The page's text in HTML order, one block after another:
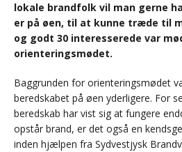
lokale brandfolk vil man gerne
er på øen, til at kunne træde til
og godt 30 interesserede var
orienteringsmødet.
Baggrunden for orienteringsmødet
beredskabet på øen yderligere. For
beredskab har vist sig at fungere
opstår brand, er det også en
inden hjælpen fra Sydvestjysk